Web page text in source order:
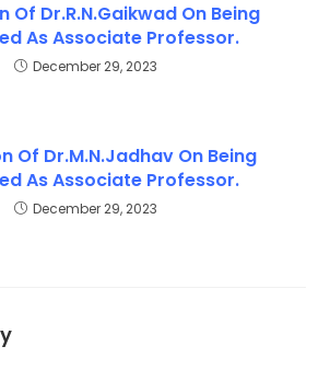
Of Dr.R.N.Gaikwad On Being
As Associate Professor.
December 29, 2023
Of Dr.M.N.Jadhav On Being
As Associate Professor.
December 29, 2023